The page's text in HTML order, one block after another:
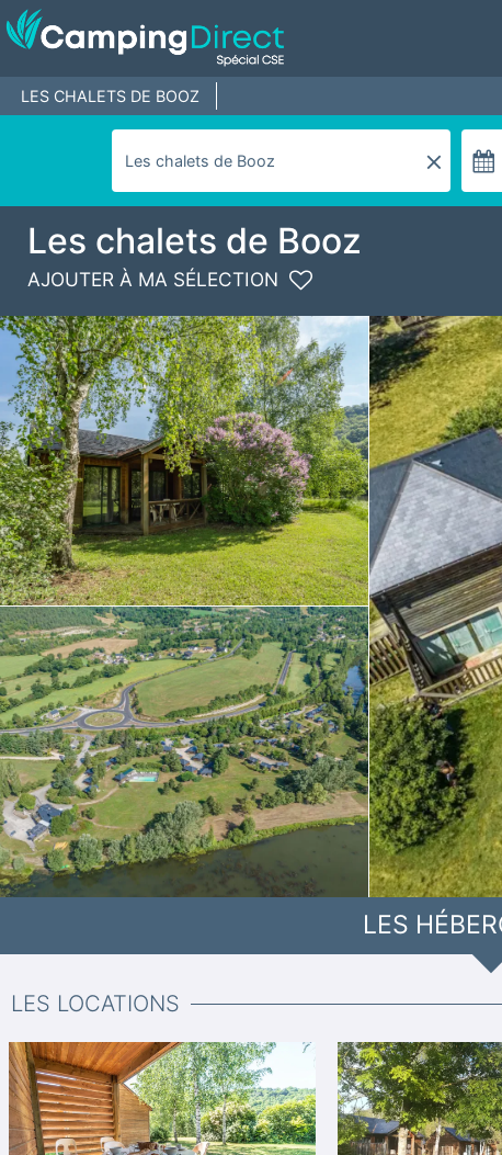
LES CHALETS DE BOOZ
Les chalets de Booz
AJOUTER À MA SÉLECTION
LES
LES LOCATIONS